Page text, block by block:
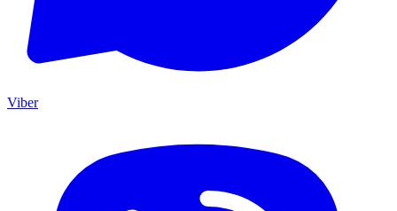
Viber